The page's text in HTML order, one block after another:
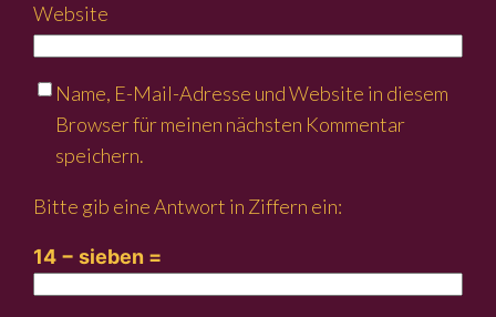
Website
Name, E-Mail-Adresse und Website in diesem
Browser für meinen nächsten Kommentar
speichern.
Bitte gib eine Antwort in Ziffern ein:
14 − sieben =